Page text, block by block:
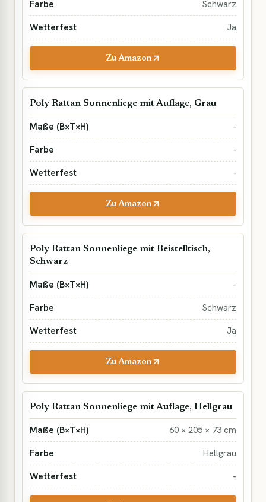
Schwarz
Ja
Zu Amazon
Poly Rattan Sonnenliege mit Auflage, Grau
–
–
–
Zu Amazon
Poly Rattan Sonnenliege mit Beistelltisch,
Schwarz
–
Schwarz
Ja
Zu Amazon
Poly Rattan Sonnenliege mit Auflage, Hellgrau
60 × 205 × 73 cm
Hellgrau
–